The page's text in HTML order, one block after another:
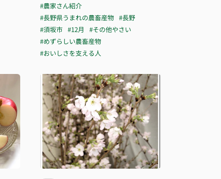
#農家さん紹介
#長野県うまれの農畜産物 #長野
#須坂市 #12月
#その他やさい
#めずらしい農畜産物
#おいしさを支える人